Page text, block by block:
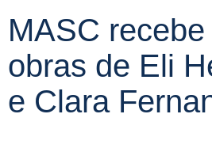
MASC
obras de Eli
e Clara